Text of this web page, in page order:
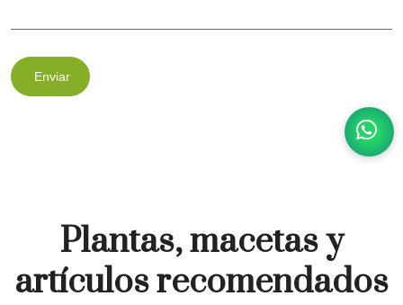
Enviar
Plantas, macetas y
artículos recomendados